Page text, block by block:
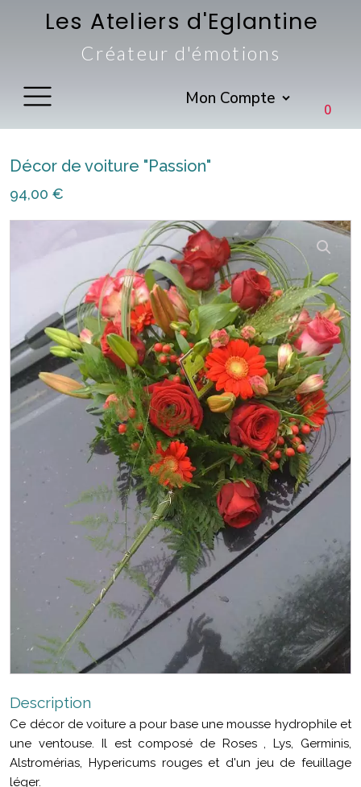
Les Ateliers d'Eglantine
Créateur d'émotions
Mon Compte
0
Décor de voiture "Passion"
94,00€
Description
Ce décor de voiture a pour base une mousse hydrophile et
une ventouse. Il est composé de Roses , Lys, Germinis,
Alstromérias, Hypericums rouges et d'un jeu de feuillage
léger.